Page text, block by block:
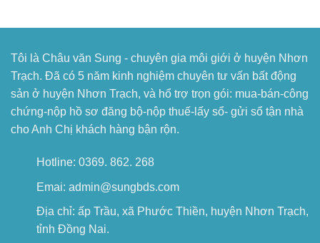
Tôi là Châu văn Sung - chuyên gia môi giới ở huyện Nhơn
Trạch. Đã có 5 năm kinh nghiệm chuyên tư vấn bất động
sản ở huyện Nhơn Trạch, và hổ trợ trọn gói: mua-bán-công
chứng-nộp hồ sơ đăng bộ-nộp thuế-lấy sổ- gửi sổ tận nhà
cho Anh Chị khách hàng bận rộn.
Hotline: 0369. 862. 268
Emai: admin@sungbds.com
Địa chỉ: ấp Trầu, xã Phước Thiền, huyện Nhơn Trạch,
tỉnh Đồng Nai.